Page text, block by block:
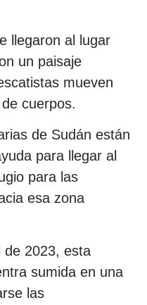
llegaron al lugar
un paisaje
mueven
cuerpos.
de Sudán están
para llegar al
para las
esa zona
de 2023, esta
sumida en una
las